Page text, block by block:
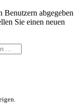
Benutzern abgegeben
Sie einen neuen